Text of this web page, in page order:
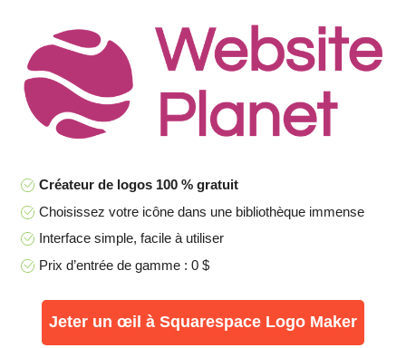
Créateur de logos 100 % gratuit
Choisissez votre icône dans une bibliothèque immense
Interface simple, facile à utiliser
Prix d’entrée de gamme : 0 $
Jeter un œil à Squarespace Logo Maker